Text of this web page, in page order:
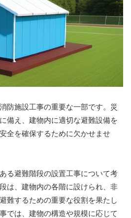
防施設工事の重要な一部です。災
備え、建物内に適切な避難設備を
全を確保するために欠かせませ
る避難階段の設置工事について考
は、建物内の各階に設けられ、非
難するための重要な役割を果たし
では、建物の構造や規模に応じて